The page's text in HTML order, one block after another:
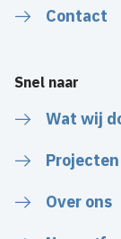
Contact
Snel naar
Wat wij
Projecten
Over ons